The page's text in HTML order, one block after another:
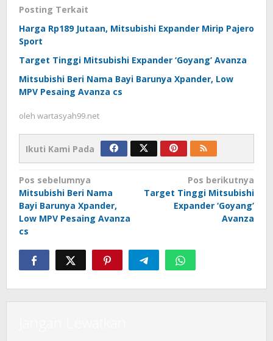
Posting Terkait
Harga Rp189 Jutaan, Mitsubishi Expander Mirip Pajero
Sport
Target Tinggi Mitsubishi Expander ‘Goyang’ Avanza
Mitsubishi Beri Nama Bayi Barunya Xpander, Low
MPV Pesaing Avanza cs
oleh wartasyah99.net
Ikuti Kami Pada
Navigasi
pos
Pos sebelumnya
Mitsubishi Beri Nama
Bayi Barunya Xpander,
Low MPV Pesaing Avanza
cs
Pos berikutnya
Target Tinggi Mitsubishi
Expander ‘Goyang’
Avanza